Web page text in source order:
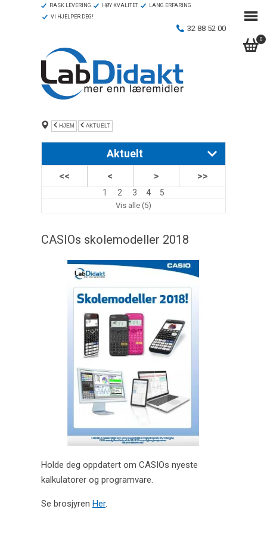
0
RASK LEVERING HØY KVALITET
LANG ERFARING
VI HJELPER DEG!
32 88 52 00
HJEM AKTUELT
Aktuelt
PASCOs trådløse sensorer
PASCOs programvarer for datalogging
CASIOs skolemodeller 2018
Handle med kredittkort
Her finner du oss nå !
CASIO CG0 brosjyre
CASIO Skoleguide
Kjemiforsøk med norske veiledninger
<< < > >>
1 2 3 4 5
Vis alle (5)
CASIOs skolemodeller 2018
Holde deg oppdatert om CASIOs nyeste
kalkulatorer og programvare.
Se brosjyren Her.